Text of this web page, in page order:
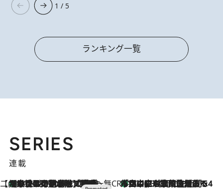
1 / 5
ランキング一覧
SERIES
連載
【CREA×星野リゾート】唯一無二。癒しと発見が待つ場所へ
2026.8.7
【トンボの足水浴】ヒノキの香りに包まれて涼感マックス！約13℃の湧水かけ流しを避暑地「星野温泉 トンボの湯」で体験 CREA'S CHOICE
2026.8.7
「立川にも歌舞伎があるんだよ」 片岡仁左衛門・市川中車ら豪華座組みで4年目の立川立飛歌舞伎へ